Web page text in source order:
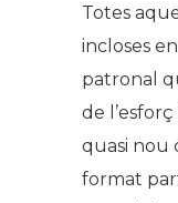
Totes
incloses
patronal
de
quasi nou
format